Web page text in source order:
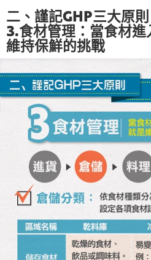
二、謹記GHP三大原則
3.食材管理：當食材
維持保鮮的挑戰